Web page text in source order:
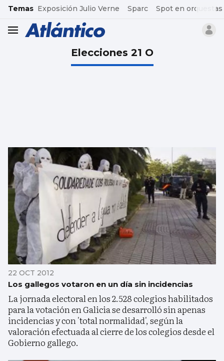
common.go-to-content
Temas Exposición Julio Verne Sparc Spot en orquestas
header.menu.open
Elecciones 21 O
22 OCT 2012
Los gallegos votaron en un día sin incidencias
La jornada electoral en los 2.528 colegios habilitados
para la votación en Galicia se desarrolló sin apenas
incidencias y con 'total normalidad', según la
valoración efectuada al cierre de los colegios desde el
Gobierno gallego.